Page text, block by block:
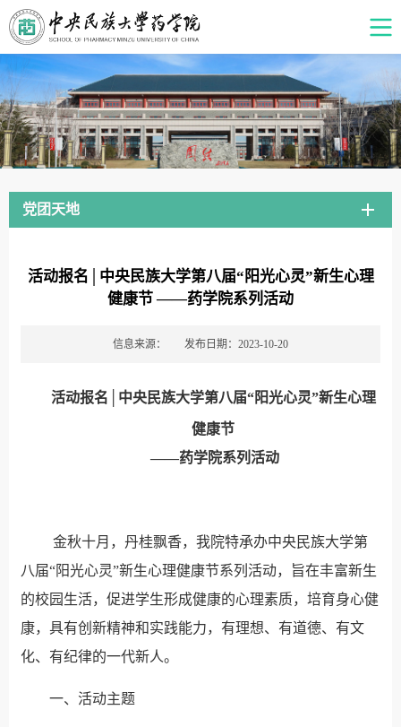
党团天地
活动报名│中央民族大学第八届“阳光心灵”新生心理
健康节 ——药学院系列活动
信息来源： 发布日期：2023-10-20
活动报名│中央民族大学第八届“阳光心灵”新生心理
健康节
——药学院系列活动
金秋十月，丹桂飘香，我院特承办中央民族大学第
八届“阳光心灵”新生心理健康节系列活动，旨在丰富新生
的校园生活，促进学生形成健康的心理素质，培育身心健
康，具有创新精神和实践能力，有理想、有道德、有文
化、有纪律的一代新人。
一、活动主题